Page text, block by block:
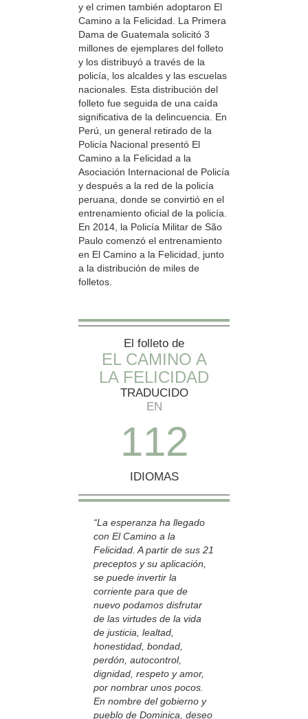
y el crimen también adoptaron El
Camino a la Felicidad. La Primera
Dama de Guatemala solicitó 3
millones de ejemplares del folleto
y los distribuyó a través de la
policía, los alcaldes y las escuelas
nacionales. Esta distribución del
folleto fue seguida de una caída
significativa de la delincuencia. En
Perú, un general retirado de la
Policía Nacional presentó El
Camino a la Felicidad a la
Asociación Internacional de Policía
y después a la red de la policía
peruana, donde se convirtió en el
entrenamiento oficial de la policía.
En 2014, la Policía Militar de São
Paulo comenzó el entrenamiento
en El Camino a la Felicidad, junto
a la distribución de miles de
folletos.
El folleto de
EL CAMINO A
LA FELICIDAD
TRADUCIDO
EN
112
IDIOMAS
“La esperanza ha llegado
con El Camino a la
Felicidad. A partir de sus 21
preceptos y su aplicación,
se puede invertir la
corriente para que de
nuevo podamos disfrutar
de las virtudes de la vida
de justicia, lealtad,
honestidad, bondad,
perdón, autocontrol,
dignidad, respeto y amor,
por nombrar unos pocos.
En nombre del gobierno y
pueblo de Dominica, deseo